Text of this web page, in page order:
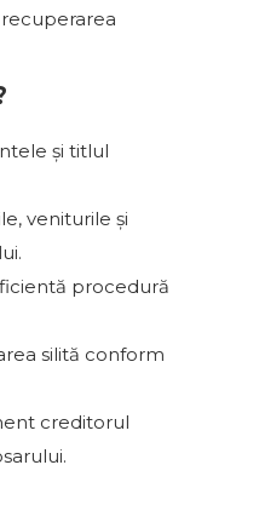
și titlul
veniturile și
procedură
silită conform
creditorul